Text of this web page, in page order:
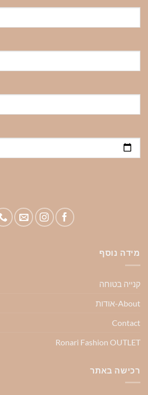
האפשרויות
המוצר
האפשרויות
המוצר
מידה נוסף
קנייה בטוחה
About-אודות
Contact
Ronari Fashion OUTLET
רכישה באתר